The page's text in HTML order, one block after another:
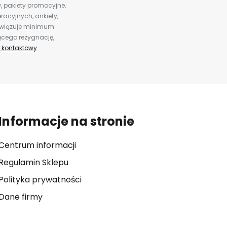
pakiety promocyjne,
ankiety,
minimum
rezygnację,
.
na stronie
informacji
Sklepu
prywatności
firmy